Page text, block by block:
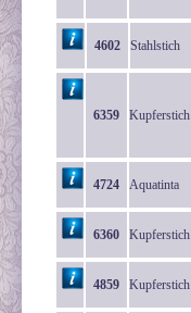
4602 Stahlstich
6359 Kupferstich
4724 Aquatinta
6360 Kupferstich
4859 Kupferstich